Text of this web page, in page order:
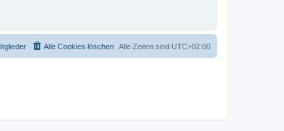
Alle Zeiten sind UTC+02:00
Alle Cookies löschen